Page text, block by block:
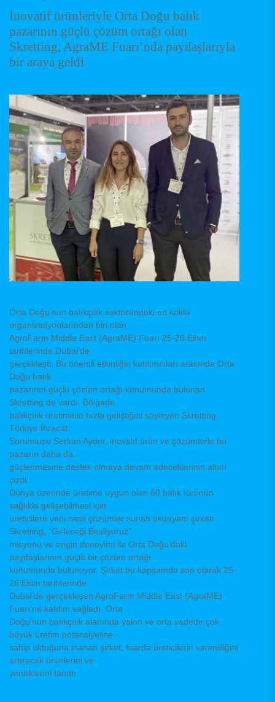
İnovatif ürünleriyle Orta Doğu balık
pazarının güçlü çözüm ortağı olan
Skretting, AgraME Fuarı’nda paydaşlarıyla
bir araya geldi
Orta Doğu’nun balıkçılık sektöründeki en köklü
organizasyonlarından biri olan
AgroFarm Middle East (AgraME) Fuarı 25-26 Ekim
tarihlerinde Dubai’de
gerçekleşti. Bu önemli etkinliğin katılımcıları arasında Orta
Doğu balık
pazarının güçlü çözüm ortağı konumunda bulunan
Skretting de vardı. Bölgede
balıkçılık üretiminin hızla geliştiğini söyleyen Skretting
Türkiye İhracat
Sorumlusu Serkan Aydın, inovatif ürün ve çözümlerle bu
pazarın daha da
güçlenmesine destek olmaya devam edeceklerinin altını
çizdi.
Dünya üzerinde üretime uygun olan 60 balık türünün
sağlıkla gelişebilmesi için
üreticilere yeni nesil çözümler sunan akuayem şirketi
Skretting, “Geleceği Besliyoruz”
misyonu ve engin deneyimi ile Orta Doğu’daki
paydaşlarının güçlü bir çözüm ortağı
konumunda bulunuyor. Şirket bu kapsamda son olarak 25-
26 Ekim tarihlerinde
Dubai’de gerçekleşen AgroFarm Middle East (AgraME)
Fuarı’na katılım sağladı. Orta
Doğu’nun balıkçılık alanında yakın ve orta vadede çok
büyük üretim potansiyeline
sahip olduğuna inanan şirket, fuarda üreticilerin verimliliğini
artıracak ürünlerini ve
yeniliklerini tanıttı.